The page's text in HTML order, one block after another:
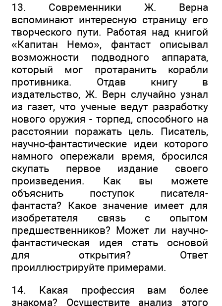
13. Современники Ж. Верна
вспоминают интересную страницу его
творческого пути. Работая над книгой
«Капитан Немо», фантаст описывал
возможности подводного аппарата,
который мог протаранить корабли
противника. Отдав книгу в
издательство, Ж. Верн случайно узнал
из газет, что ученые ведут разработку
нового оружия - торпед, способного на
расстоянии поражать цель. Писатель,
научно-фантастические идеи которого
намного опережали время, бросился
скупать первое издание своего
произведения. Как вы можете
объяснить поступок писателя-
фантаста? Какое значение имеет для
изобретателя связь с опытом
предшественников? Может ли научно-
фантастическая идея стать основой
для открытия? Ответ
проиллюстрируйте примерами.
14. Какая профессия вам более
знакома? Осуществите анализ этого